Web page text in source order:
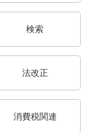
検索
法改正
消費税関連